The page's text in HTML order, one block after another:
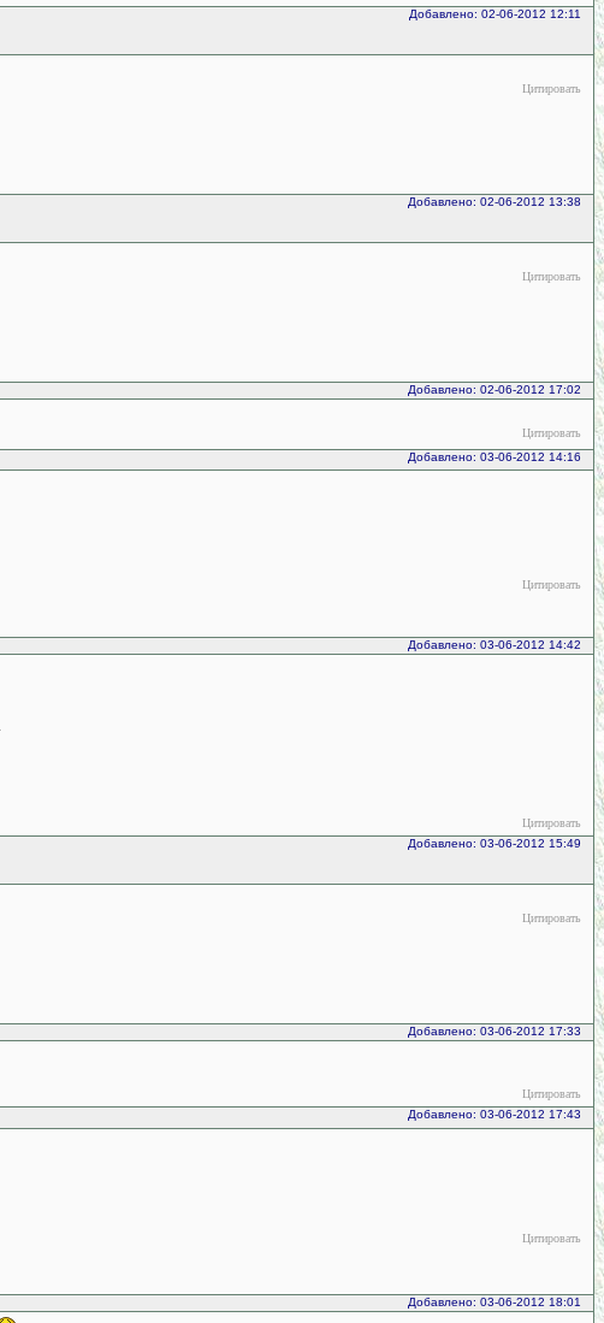
Добавлено: 02-06-2012 12:11
Цитировать
Добавлено: 02-06-2012 13:38
Цитировать
Добавлено: 02-06-2012 17:02
Цитировать
Добавлено: 03-06-2012 14:16
Цитировать
Добавлено: 03-06-2012 14:42
Цитировать
Добавлено: 03-06-2012 15:49
Цитировать
Добавлено: 03-06-2012 17:33
Цитировать
Добавлено: 03-06-2012 17:43
Цитировать
Добавлено: 03-06-2012 18:01